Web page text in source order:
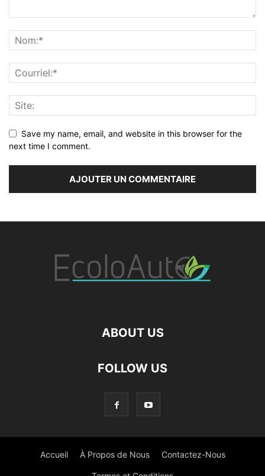
Save my name, email, and website in this browser for the
next time I comment.
ABOUT US
FOLLOW US
Accueil À Propos de Nous Contactez-Nous